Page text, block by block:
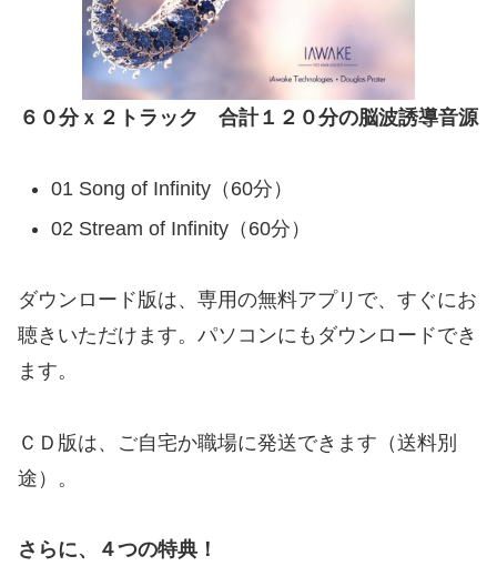
６０分ｘ２トラック 合計１２０分の脳波誘導音源
01 Song of Infinity（60分）
02 Stream of Infinity（60分）
ダウンロード版は、専用の無料アプリで、すぐにお
聴きいただけます。パソコンにもダウンロードでき
ます。
ＣＤ版は、ご自宅か職場に発送できます（送料別
途）。
さらに、４つの特典！